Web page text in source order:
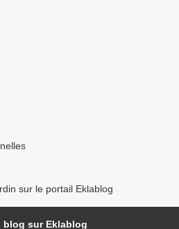
sur le portail Eklablog
blog sur Eklablog